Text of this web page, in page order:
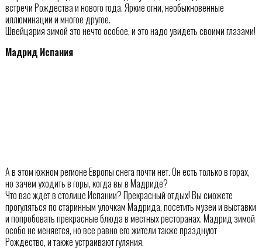
встречи Рождества и нового года. Яркие огни, необыкновенные
иллюминации и многое другое.
Швейцария зимой это нечто особое, и это надо увидеть своими глазами!
Мадрид Испания
А в этом южном регионе Европы снега почти нет. Он есть только в горах,
но зачем уходить в горы, когда вы в Мадриде?
Что вас ждет в столице Испании? Прекрасный отдых! Вы сможете
прогуляться по старинным улочкам Мадрида, посетить музеи и выставки
и попробовать прекрасные блюда в местных ресторанах. Мадрид зимой
особо не меняется, но все равно его жители также празднуют
Рождество, и также устраивают гуляния.